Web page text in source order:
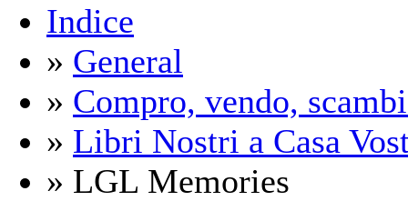
Indice
» General
» Compro, vendo,
» Libri Nostri a Casa
» LGL Memories